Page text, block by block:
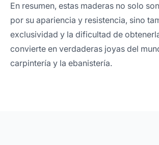
En resumen, estas maderas no solo
por su apariencia y resistencia, sino
exclusividad y la dificultad de
convierte en verdaderas joyas del
carpintería y la ebanistería.